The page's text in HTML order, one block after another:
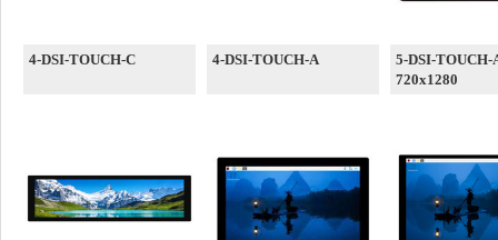
4-DSI-TOUCH-C 4-DSI-TOUCH-A
5-DSI-TOUCH-
720x1280